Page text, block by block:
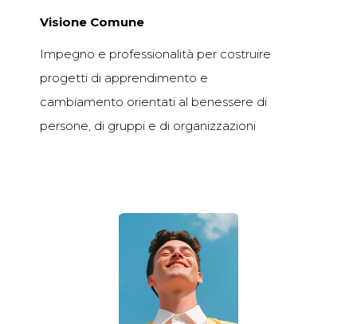
Visione Comune
Impegno e professionalità per costruire
progetti di apprendimento e
cambiamento orientati al benessere di
persone, di gruppi e di organizzazioni